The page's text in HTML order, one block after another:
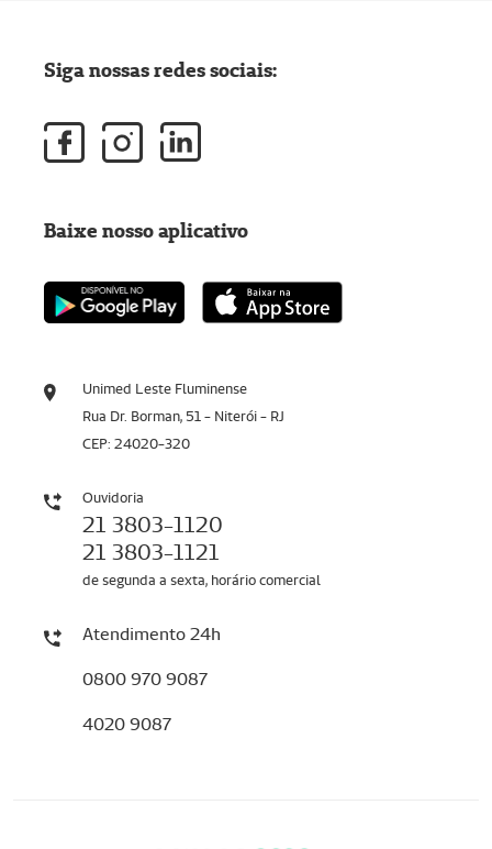
Unimed Leste Fluminense
Rua Dr. Borman, 51 - Niterói - RJ
CEP: 24020-320
Ouvidoria
21 3803-1120
21 3803-1121
de segunda a sexta, horário comercial
Atendimento 24h
0800 970 9087
4020 9087
Siga nossas redes sociais:
Baixe nosso aplicativo